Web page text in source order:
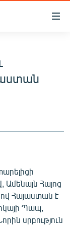
Ամենայն Հայոց
Հայաստան է
Պապ,
սրբություն